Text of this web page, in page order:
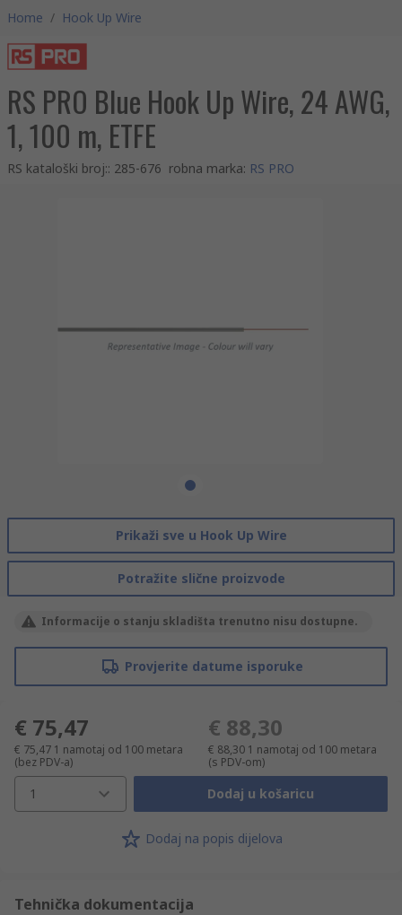
Home / Hook Up Wire
RS PRO Blue Hook Up Wire, 24 AWG,
1, 100 m, ETFE
RS kataloški broj:: 285-676 robna marka: RS PRO
Prikaži sve u Hook Up Wire
Potražite slične proizvode
Informacije o stanju skladišta trenutno nisu dostupne.
Provjerite datume isporuke
€ 75,47
€ 75,47 1 namotaj od 100 metara
(bez PDV-a)
€ 88,30
€ 88,30 1 namotaj od 100 metara
(s PDV-om)
1 Dodaj u košaricu
Dodaj na popis dijelova
Tehnička dokumentacija